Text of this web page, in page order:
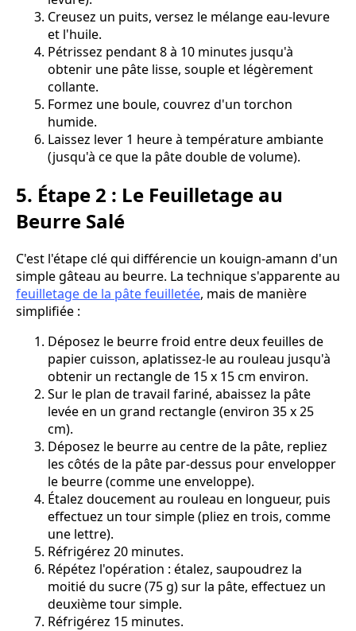
Creusez un puits, versez le mélange eau-levure
et l'huile.
Pétrissez pendant 8 à 10 minutes jusqu'à
obtenir une pâte lisse, souple et légèrement
collante.
Formez une boule, couvrez d'un torchon
humide.
Laissez lever 1 heure à température ambiante
(jusqu'à ce que la pâte double de volume).
5. Étape 2 : Le Feuilletage au
Beurre Salé
C'est l'étape clé qui différencie un kouign-amann d'un
simple gâteau au beurre. La technique s'apparente au
feuilletage de la pâte feuilletée, mais de manière
simplifiée :
Déposez le beurre froid entre deux feuilles de
papier cuisson, aplatissez-le au rouleau jusqu'à
obtenir un rectangle de 15 x 15 cm environ.
Sur le plan de travail fariné, abaissez la pâte
levée en un grand rectangle (environ 35 x 25
cm).
Déposez le beurre au centre de la pâte, repliez
les côtés de la pâte par-dessus pour envelopper
le beurre (comme une enveloppe).
Étalez doucement au rouleau en longueur, puis
effectuez un tour simple (pliez en trois, comme
une lettre).
Réfrigérez 20 minutes.
Répétez l'opération : étalez, saupoudrez la
moitié du sucre (75 g) sur la pâte, effectuez un
deuxième tour simple.
Réfrigérez 15 minutes.